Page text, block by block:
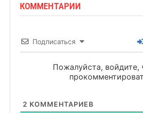
КОММЕНТАРИИ
Подписаться
Пожалуйста, войдите,
2 КОММЕНТАРИЕВ